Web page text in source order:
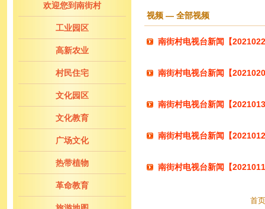
欢迎您到南街村
工业园区
高新农业
村民住宅
文化园区
文化教育
广场文化
热带植物
革命教育
视频 — 全部视频
南街村电视台新闻【
南街村电视台新闻【
南街村电视台新闻【
南街村电视台新闻【
南街村电视台新闻【
首